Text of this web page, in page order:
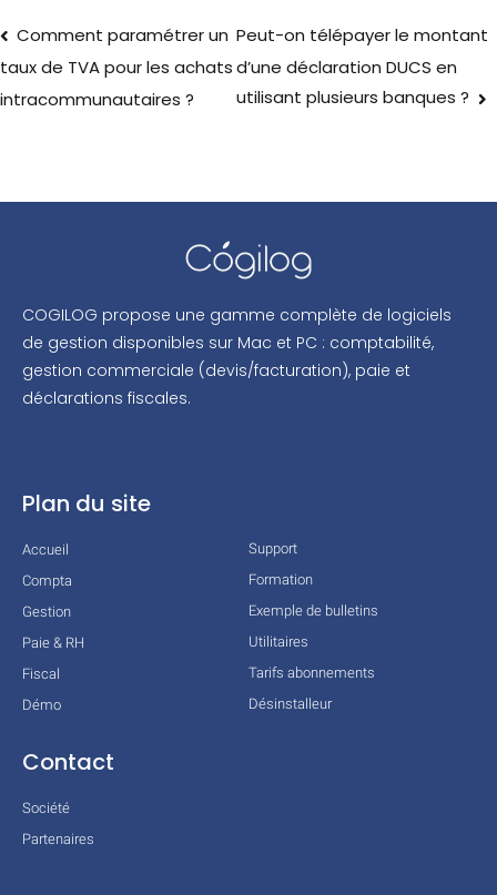
Comment paramétrer un
taux de TVA pour les achats
intracommunautaires ?
Peut-on télépayer le montant
d’une déclaration DUCS en
utilisant plusieurs banques ?
COGILOG propose une gamme complète de logiciels
de gestion disponibles sur Mac et PC : comptabilité,
gestion commerciale (devis/facturation), paie et
déclarations fiscales.
Plan du site
Accueil
Compta
Gestion
Paie & RH
Fiscal
Démo
Support
Formation
Exemple de bulletins
Utilitaires
Tarifs abonnements
Désinstalleur
Contact
Société
Partenaires